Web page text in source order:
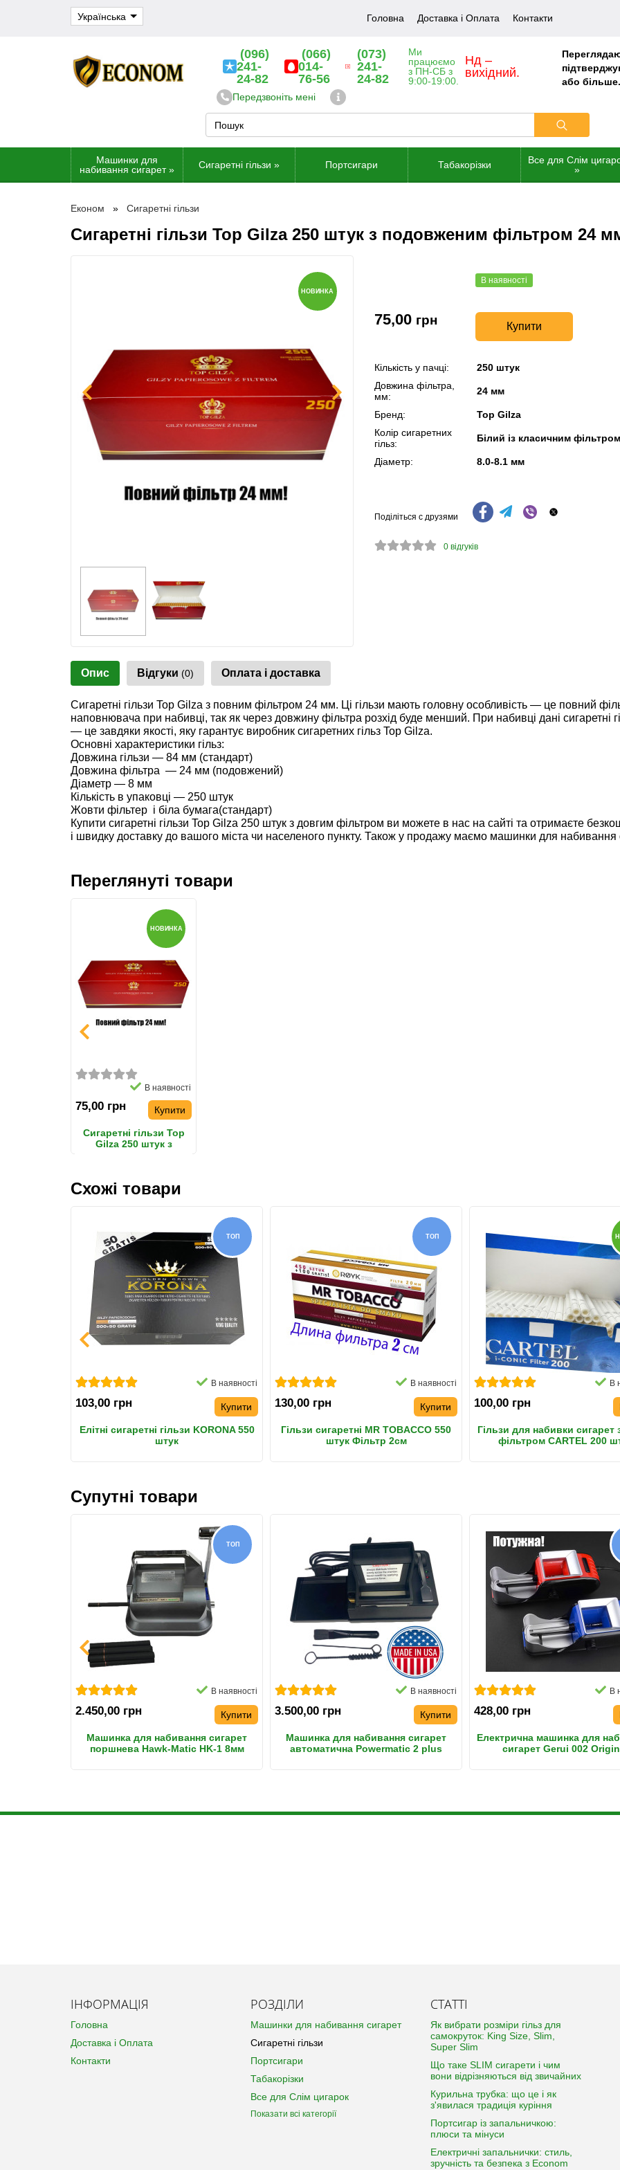
Українська Головна Доставка і Оплата Контакти
(096)
241-
24-82
(066)
014-
76-56
(073)
241-
24-82
Ми
працюємо
з ПН-СБ з
9:00-19:00.
Нд –
вихідний.
Передзвоніть мені
або більше.
Машинки для
набивання сигарет» Сигаретні гільзи » Портсигари Табакорізки
Все для Слім
»
Економ Сигаретні гільзи
Сигаретні гільзи Top Gilza 250 штук з подовженим фільтром 24
НОВИНКА
В наявності
75,00 грн Купити
Кількість у пачці:
250 штук
Довжина фільтра,
мм:
24 мм
Бренд:
Top Gilza
Колір сигаретних
гільз:
Білий із класичним фільтром
Діаметр: 8.0-8.1 мм
Поділіться с друзями
0відгуків
Опис Відгуки (0) Оплата і доставка
Сигаретні гільзи Top Gilza з повним фільтром 24 мм. Ці гільзи мають головну особливість — це повний
наповнювача при набивці, так як через довжину фільтра розхід буде менший. При набивці дані сигаретні
— це завдяки якості, яку гарантує виробник сигаретних гільз Top Gilza.
Основні характеристики гільз:
Довжина гільзи — 84 мм (стандарт)
Довжина фільтра — 24 мм (подовжений)
Діаметр — 8 мм
Кількість в упаковці — 250 штук
Жовти фільтер і біла бумага(стандарт)
Купити сигаретні гільзи Top Gilza 250 штук з довгим фільтром ви можете в нас на сайті та отримаєте
і швидку доставку до вашого міста чи населеного пункту. Також у продажу маємо машинки для набивання
Переглянуті товари
НОВИНКА
В наявності
75,00 грн Купити
Сигаретні гільзи Top
Gilza 250 штук з
Схожі товари
ТОП
В наявності
103,00 грн Купити
Елітні сигаретні гільзи KORONA 550
штук
ТОП
В наявності
130,00 грн Купити
Гільзи сигаретні MR TOBACCO 550
штук Фільтр 2см
В
100,00 грн
Гільзи для набивки сигарет
фільтром CARTEL 200
Супутні товари
ТОП
В наявності
2.450,00 грн Купити
Машинка для набивання сигарет
поршнева Hawk-Matic HK-1 8мм
В наявності
3.500,00 грн Купити
Машинка для набивання сигарет
автоматична Powermatic 2 plus
В
428,00 грн
Електрична машинка для
сигарет Gerui 002
ІНФОРМАЦІЯ
Головна
Доставка і Оплата
Контакти
РОЗДІЛИ
Машинки для набивання сигарет
Сигаретні гільзи
Портсигари
Табакорізки
Все для Слім цигарок
Показати всі категорії
СТАТТІ
Як вибрати розміри гільз для
самокруток: King Size, Slim,
Super Slim
Що таке SLIM сигарети і чим
вони відрізняються від звичайних
Курильна трубка: що це і як
з'явилася традиція куріння
Портсигар із запальничкою:
плюси та мінуси
Електричні запальнички: стиль,
зручність та безпека з Econom